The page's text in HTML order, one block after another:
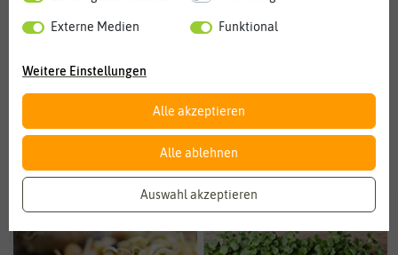
Microgreens Keimsprossen Sets
Externe Medien Funktional
Weitere Einstellungen
Alle akzeptieren
Alle ablehnen
Auswahl akzeptieren